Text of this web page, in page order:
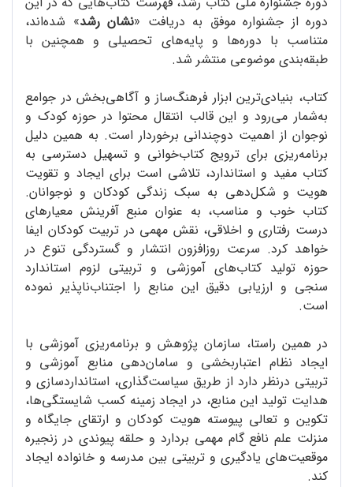
دوره از جشنواره موفق به دریافت «نشان رشد» شده‌اند،
متناسب با دوره‌ها و پایه‌های تحصیلی و همچنین با
طبقه‌بندی موضوعی منتشر شد.
کتاب، بنیادی‌ترین ابزار فرهنگ‌ساز و آگاهی‌بخش در جوامع
به‌شمار می‌رود و این قالب انتقال محتوا در حوزه‌ کودک و
نوجوان از اهمیت دوچندانی برخوردار است. به همین دلیل
برنامه‌ریزی برای ترویج کتاب‌خوانی و تسهیل دسترسی به
کتاب مفید و استاندارد، تلاشی است برای ایجاد و تقویت
هویت و شکل‌دهی به سبک زندگی کودکان و نوجوانان.
کتاب خوب و مناسب، به عنوان منبع آفرینش معیارهای
درست رفتاری و اخلاقی، نقش مهمی در تربیت کودکان ایفا
خواهد کرد. سرعت روزافزون انتشار و گستردگی تنوع در
حوزه تولید کتاب‌های آموزشی و تربیتی لزوم استاندارد
سنجی و ارزیابی دقیق این منابع را اجتناب‌ناپذیر نموده
است.
در همین راستا، سازمان پژوهش و برنامه‌ریزی آموزشی با
ایجاد نظام اعتباربخشی و سامان‌دهی منابع آموزشی و
تربیتی درنظر دارد از طریق سیاست‌گذاری، استانداردسازی و
هدایت تولید این منابع، در ایجاد زمینه کسب شایستگی‌ها،
تکوین و تعالی پیوسته هویت کودکان و ارتقای جایگاه و
منزلت علم نافع گام مهمی بردارد و حلقه پیوندی در زنجیره
موقعیت‌های یادگیری و تربیتی بین مدرسه و خانواده ایجاد
کند.